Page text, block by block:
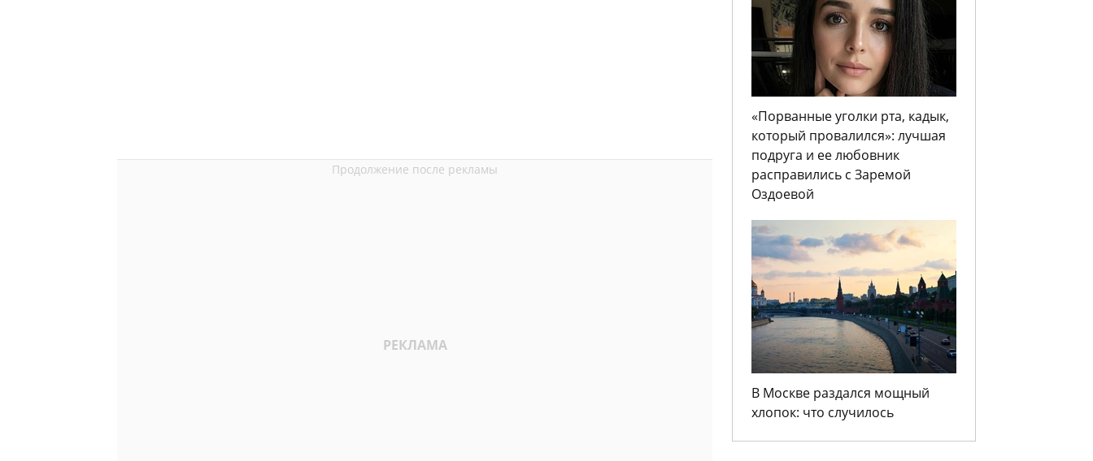
«Порванные уголки рта, кадык,
который провалился»: лучшая
подруга и ее любовник
расправились с Заремой
Оздоевой
В Москве раздался мощный
хлопок: что случилось